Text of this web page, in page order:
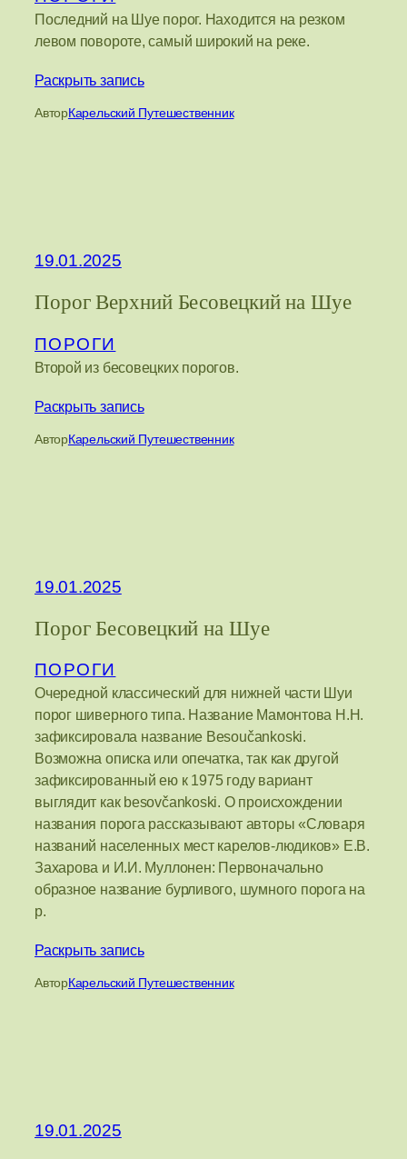
Последний на Шуе порог. Находится на резком
левом повороте, самый широкий на реке.
Раскрыть запись
АвторКарельский Путешественник
19.01.2025
Порог Верхний Бесовецкий на Шуе
ПОРОГИ
Второй из бесовецких порогов.
Раскрыть запись
АвторКарельский Путешественник
19.01.2025
Порог Бесовецкий на Шуе
ПОРОГИ
Очередной классический для нижней части Шуи
порог шиверного типа. Название Мамонтова Н.Н.
зафиксировала название Besoučankoski.
Возможна описка или опечатка, так как другой
зафиксированный ею к 1975 году вариант
выглядит как besovčankoski. О происхождении
названия порога рассказывают авторы «Словаря
названий населенных мест карелов-людиков» Е.В.
Захарова и И.И. Муллонен: Первоначально
образное название бурливого, шумного порога на
р.
Раскрыть запись
АвторКарельский Путешественник
19.01.2025